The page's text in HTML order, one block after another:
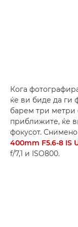
Кога
ќе ви биде да ги
барем три метри
приближите, ќе
фокусот.
400mm F5.6-8 IS
f/7,1 и ISO800.